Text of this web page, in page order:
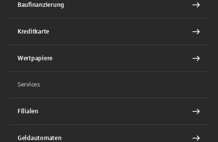
Baufinanzierung
Kreditkarte
Wertpapiere
Services
Filialen
Geldautomaten